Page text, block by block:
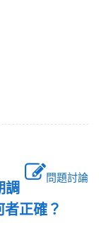
問題討論
調
者正確？